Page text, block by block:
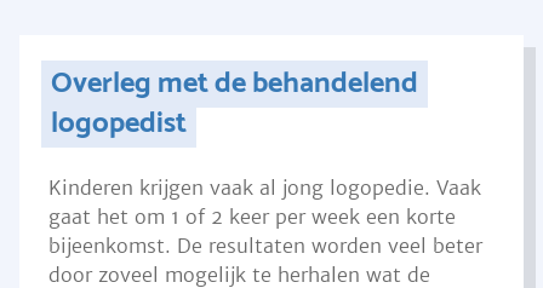
Overleg met de behandelend
logopedist
Kinderen krijgen vaak al jong logopedie. Vaak
gaat het om 1 of 2 keer per week een korte
bijeenkomst. De resultaten worden veel beter
door zoveel mogelijk te herhalen wat de